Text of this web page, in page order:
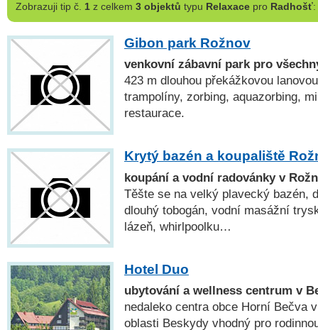
Zobrazujitip č. 1z celkem 3 objektů typu Relaxacepro Radhošť:
Gibon park Rožnov
venkovní zábavní park pro
423 m dlouhou překážkovou
trampolíny, zorbing, aquazorbing,
restaurace.
Krytý bazén a koupaliště
koupání a vodní radovánky v
Těšte se na velký plavecký bazén,
dlouhý tobogán, vodní masážní
lázeň, whirlpoolku…
Hotel Duo
ubytování a wellness centrum v
nedaleko centra obce Horní Bečva
oblasti Beskydy vhodný pro